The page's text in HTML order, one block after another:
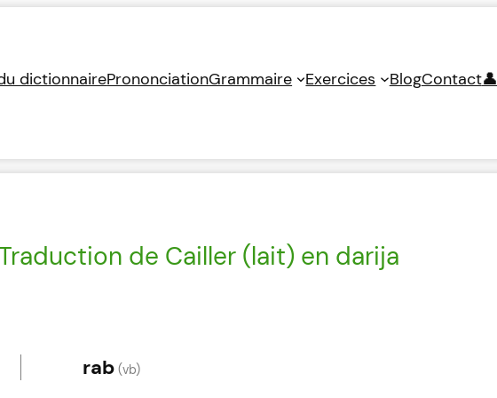
dictionnairePrononciationGrammaire Exercices BlogContact👤
de Cailler (lait) en darija
rab (vb)